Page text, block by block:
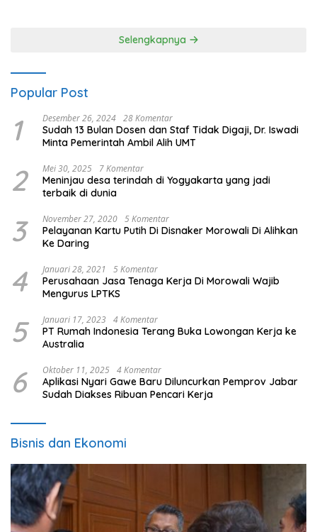
Selengkapnya
Popular Post
1 Desember 26, 2024 28 Komentar
Sudah 13 Bulan Dosen dan Staf Tidak Digaji, Dr. Iswadi
Minta Pemerintah Ambil Alih UMT
2 Mei 30, 2025 7 Komentar
Meninjau desa terindah di Yogyakarta yang jadi
terbaik di dunia
3 November 27, 2020 5 Komentar
Pelayanan Kartu Putih Di Disnaker Morowali Di Alihkan
Ke Daring
4 Januari 28, 2021 5 Komentar
Perusahaan Jasa Tenaga Kerja Di Morowali Wajib
Mengurus LPTKS
5 Januari 17, 2023 4 Komentar
PT Rumah Indonesia Terang Buka Lowongan Kerja ke
Australia
6 Oktober 11, 2025 4 Komentar
Aplikasi Nyari Gawe Baru Diluncurkan Pemprov Jabar
Sudah Diakses Ribuan Pencari Kerja
Bisnis dan Ekonomi